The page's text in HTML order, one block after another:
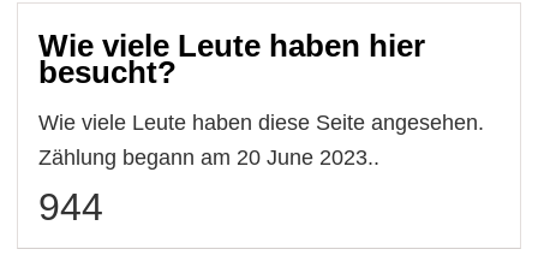
Wie viele Leute haben hier
besucht?
Wie viele Leute haben diese Seite angesehen.
Zählung begann am 20 June 2023..
944